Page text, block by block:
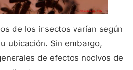
de los insectos varían según
ubicación. Sin embargo,
de efectos nocivos de